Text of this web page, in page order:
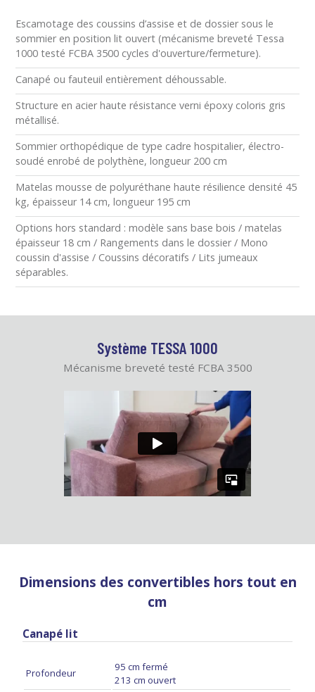
Escamotage des coussins d’assise et de dossier sous le
sommier en position lit ouvert (mécanisme breveté Tessa
1000 testé FCBA 3500 cycles d'ouverture/fermeture).
Canapé ou fauteuil entièrement déhoussable.
Structure en acier haute résistance verni époxy coloris gris
métallisé.
Sommier orthopédique de type cadre hospitalier, électro-
soudé enrobé de polythène, longueur 200 cm
Matelas mousse de polyuréthane haute résilience densité 45
kg, épaisseur 14 cm, longueur 195 cm
Options hors standard : modèle sans base bois / matelas
épaisseur 18 cm / Rangements dans le dossier / Mono
coussin d'assise / Coussins décoratifs / Lits jumeaux
séparables.
Système TESSA 1000
Mécanisme breveté testé FCBA 3500
Dimensions des convertibles hors tout en
cm
Canapé lit
Profondeur
95 cm fermé
213 cm ouvert